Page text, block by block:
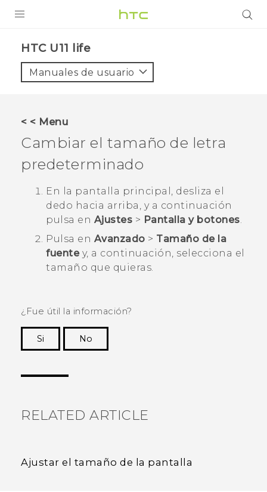
VIVE
VIVERSE
AYUDA
Dispositivos y accesorios HTC
Iniciar sesión
HTC U11 life‎
Manuales de usuario
< < Menu
Cambiar el tamaño de letra
predeterminado
En la pantalla principal , desliza el
dedo hacia arriba, y a continuación
pulsa en Ajustes > Pantalla y botones.
Pulsa en Avanzado > Tamaño de la
fuentey, a continuación, selecciona el
tamaño que quieras.
¿Fue útil la información?
Si
No
RELATED ARTICLE
Ajustar el tamaño de la pantalla